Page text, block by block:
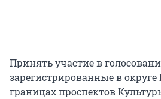
Принять участие в
зарегистрированные в
границах проспектов